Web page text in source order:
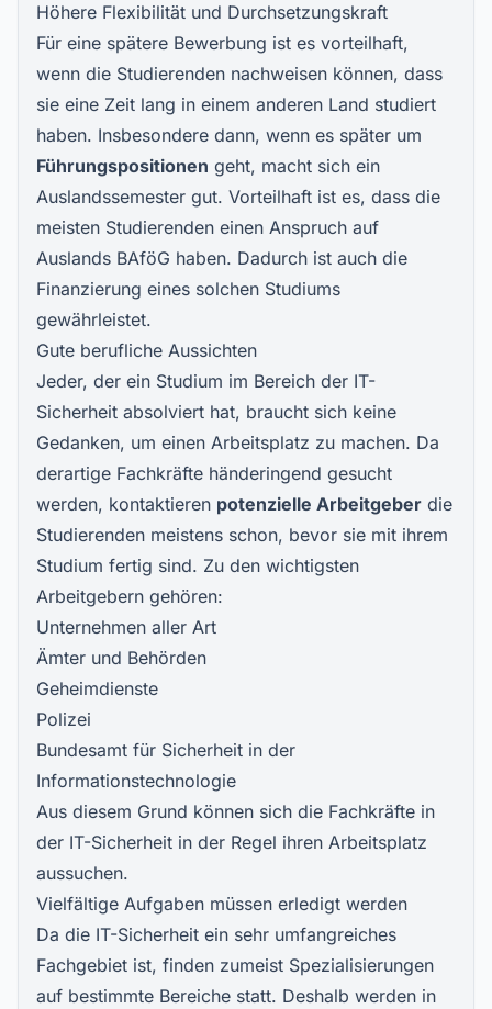
Höhere Flexibilität und Durchsetzungskraft
Für eine spätere Bewerbung ist es vorteilhaft,
wenn die Studierenden nachweisen können, dass
sie eine Zeit lang in einem anderen Land studiert
haben. Insbesondere dann, wenn es später um
Führungspositionen geht, macht sich ein
Auslandssemester gut. Vorteilhaft ist es, dass die
meisten Studierenden einen Anspruch auf
Auslands BAföG haben. Dadurch ist auch die
Finanzierung eines solchen Studiums
gewährleistet.
Gute berufliche Aussichten
Jeder, der ein Studium im Bereich der IT-
Sicherheit absolviert hat, braucht sich keine
Gedanken, um einen Arbeitsplatz zu machen. Da
derartige Fachkräfte händeringend gesucht
werden, kontaktieren potenzielle Arbeitgeber die
Studierenden meistens schon, bevor sie mit ihrem
Studium fertig sind. Zu den wichtigsten
Arbeitgebern gehören:
Unternehmen aller Art
Ämter und Behörden
Geheimdienste
Polizei
Bundesamt für Sicherheit in der
Informationstechnologie
Aus diesem Grund können sich die Fachkräfte in
der IT-Sicherheit in der Regel ihren Arbeitsplatz
aussuchen.
Vielfältige Aufgaben müssen erledigt werden
Da die IT-Sicherheit ein sehr umfangreiches
Fachgebiet ist, finden zumeist Spezialisierungen
auf bestimmte Bereiche statt. Deshalb werden in